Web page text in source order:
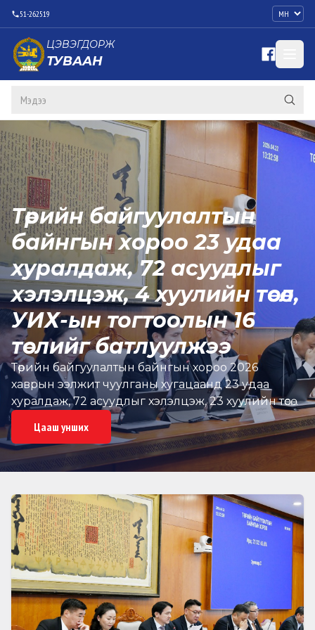
51-262519
ЦЭВЭГДОРЖ
ТУВААН
Төрийн байгуулалтын
байнгын хороо 23 удаа
хуралдаж, 72 асуудлыг
хэлэлцэж, 4 хуулийн төсөл,
УИХ-ын тогтоолын 16
төслийг батлуулжээ
Төрийн байгуулалтын байнгын хороо 2026
хаврын ээлжит чуулганы хугацаанд 23 удаа
хуралдаж, 72 асуудлыг хэлэлцэж, 23 хуулийн төсөл,
Улсын Их Хурлын 16 тогтоолын төслийг нэгдсэн
хуралдаанаар хэлэлцүүлэх бэлтгэл ханган
ажиллажээ, Эдгээрээс 4 хуулийн төсөл, Улсын Их
Хурлын тогтоолын 16 төслийг нэгдсэн
байгууллагын 5 тайлан, мэдээллийг хэлэлцэн
шийдвэрлэн, Байнгын хорооны 9 тогтоол
баталсан байна.Төрийн байгуулалтын байнгын
хорооны эрхлэх асуудлын хүрээнд Монгол Улсын
засаг захиргаа, нутаг дэвсгэрийн нэгж, түүний
удирдлагын тухай хуульд өөрчлөлт оруулах тухай,
Монгол Улсын Их Хурлын чуулганы хуралдааны
дэгийн тухай хуульд нэмэлт, өөрчлөлт оруулах тухай,
Цааш унших